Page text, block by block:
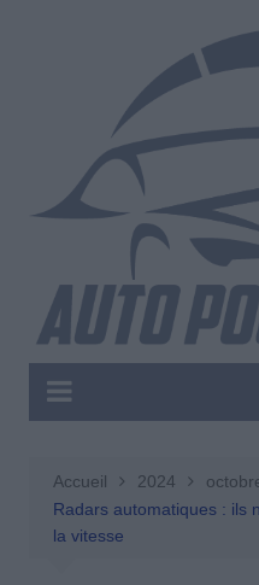
Accueil 2024
Radars automatiques : ils
la vitesse